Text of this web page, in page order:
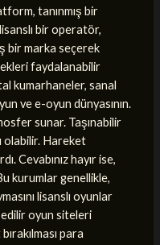
tanınmış bir
bir operatör,
bir marka seçerek
faydalanabilir
kumarhaneler, sanal
ve e-oyun dünyasının.
sunar. Taşınabilir
olabilir. Hareket
Cevabınız hayır ise,
kurumlar genellikle,
lisanslı oyunlar
oyun siteleri
para